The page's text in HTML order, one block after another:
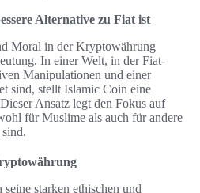
Alternative zu Fiat ist
Moral in der Kryptowährung
In einer Welt, in der Fiat-
Manipulationen und einer
sind, stellt Islamic Coin eine
Ansatz legt den Fokus auf
für Muslime als auch für andere
starken ethischen und